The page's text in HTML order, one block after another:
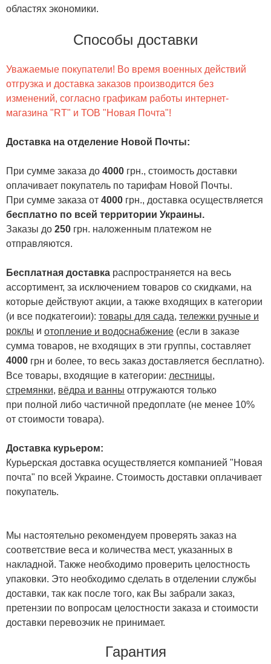
областях экономики.
Способы доставки
Уважаемые покупатели! Во время военных действий
отгрузка и доставка заказов производится без
изменений, согласно графикам работы интернет-
магазина "RT" и ТОВ "Новая Почта"!
Доставка на отделение Новой Почты:
При сумме заказа до 4000 грн., стоимость доставки
оплачивает покупатель по тарифам Новой Почты.
При сумме заказа от 4000 грн., доставка осуществляется
бесплатно по всей территории Украины.
Заказы до 250 грн. наложенным платежом не
отправляются.
Бесплатная доставка распространяется на весь
ассортимент, за исключением товаров со скидками, на
которые действуют акции, а также входящих в категории
(и все подкатегоии): товары для сада, тележки ручные и
роклы и отопление и водоснабжение (если в заказе
сумма товаров, не входящих в эти группы, составляет
4000 грн и более, то весь заказ доставляется бесплатно).
Все товары, входящие в категории: лестницы,
стремянки, вёдра и ванны отгружаются только
при полной либо частичной предоплате (не менее 10%
от стоимости товара).
Доставка курьером:
Курьерская доставка осуществляется компанией "Новая
почта" по всей Украине. Стоимость доставки оплачивает
покупатель.
Мы настоятельно рекомендуем проверять заказ на
соответствие веса и количества мест, указанных в
накладной. Также необходимо проверить целостность
упаковки. Это необходимо сделать в отделении службы
доставки, так как после того, как Вы забрали заказ,
претензии по вопросам целостности заказа и стоимости
доставки перевозчик не принимает.
Гарантия